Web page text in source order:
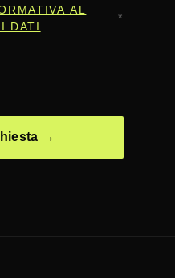
AL
DATI
*